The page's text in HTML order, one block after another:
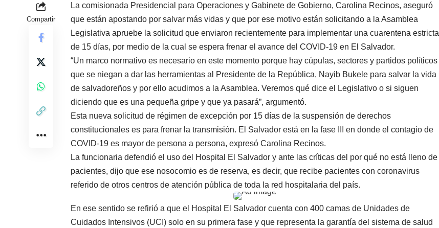
Compartir
La comisionada Presidencial para Operaciones y Gabinete de Gobierno, Carolina Recinos, aseguró
que están apostando por salvar más vidas y que por ese motivo están solicitando a la Asamblea
Legislativa apruebe la solicitud que enviaron recientemente para implementar una cuarentena estricta
de 15 días, por medio de la cual se espera frenar el avance del COVID-19 en El Salvador.
“Un marco normativo es necesario en este momento porque hay cúpulas, sectores y partidos políticos
que se niegan a dar las herramientas al Presidente de la República, Nayib Bukele para salvar la vida
de salvadoreños y por ello acudimos a la Asamblea. Veremos qué dice el Legislativo o si siguen
diciendo que es una pequeña gripe y que ya pasará”, argumentó.
Esta nueva solicitud de régimen de excepción por 15 días de la suspensión de derechos
constitucionales es para frenar la transmisión. El Salvador está en la fase III en donde el contagio de
COVID-19 es mayor de persona a persona, expresó Carolina Recinos.
La funcionaria defendió el uso del Hospital El Salvador y ante las críticas del por qué no está lleno de
pacientes, dijo que ese nosocomio es de reserva, es decir, que recibe pacientes con coronavirus
referido de otros centros de atención pública de toda la red hospitalaria del país.
En ese sentido se refirió a que el Hospital El Salvador cuenta con 400 camas de Unidades de
Cuidados Intensivos (UCI) solo en su primera fase y que representa la garantía del sistema de salud